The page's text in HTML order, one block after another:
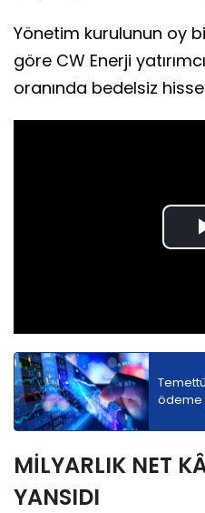
Yönetim kurulunun oy
göre CW Enerji
oranında bedelsiz
ödeme
MİLYARLIK NET
YANSIDI